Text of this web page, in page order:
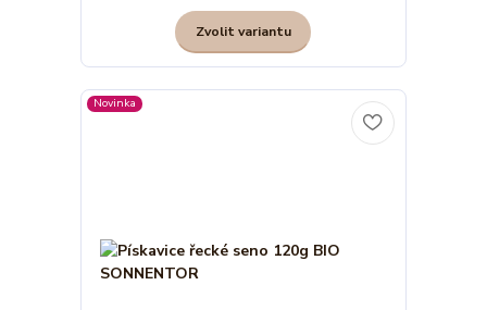
Zvolit variantu
Novinka